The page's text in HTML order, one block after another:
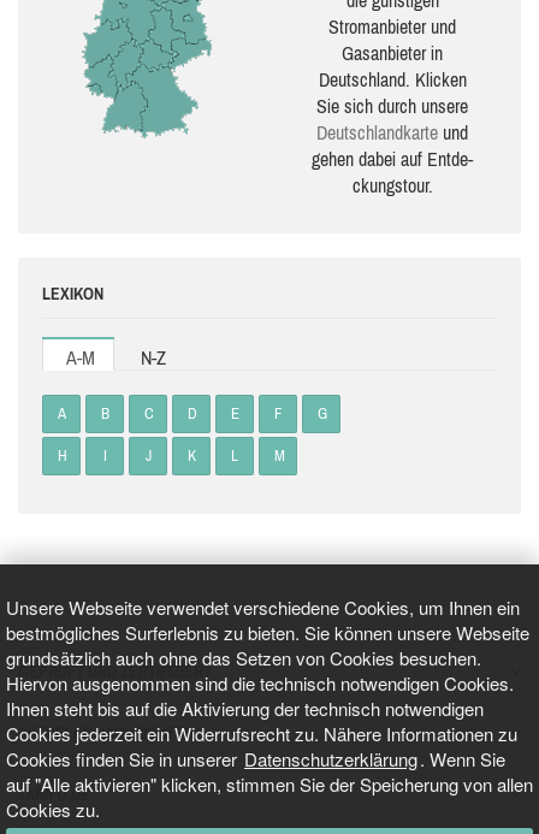
Unsere Webseite verwendet verschiedene Cookies, um Ihnen ein
bestmögliches Surferlebnis zu bieten. Sie können unsere Webseite
grundsätzlich auch ohne das Setzen von Cookies besuchen.
Hiervon ausgenommen sind die technisch notwendigen Cookies.
Ihnen steht bis auf die Aktivierung der technisch notwendigen
Cookies jederzeit ein Widerrufsrecht zu. Nähere Informationen zu
Cookies finden Sie in unserer Datenschutzerklärung. Wenn Sie
auf "Alle aktivieren" klicken, stimmen Sie der Speicherung von allen
Cookies zu.
Stromanbieter und
Gasanbieter in
Deutschland. Klicken
Sie sich durch unsere
Deutsch­land­karte und
gehen dabei auf Ent­de­
ckungs­tour.
LEXIKON
A-M N-Z
A B C D E F G
H I J K L M
GEPRÜFT UND ZERTIFIZIERT
AKTUELLE NACHRICHTEN
TARIFO.DE